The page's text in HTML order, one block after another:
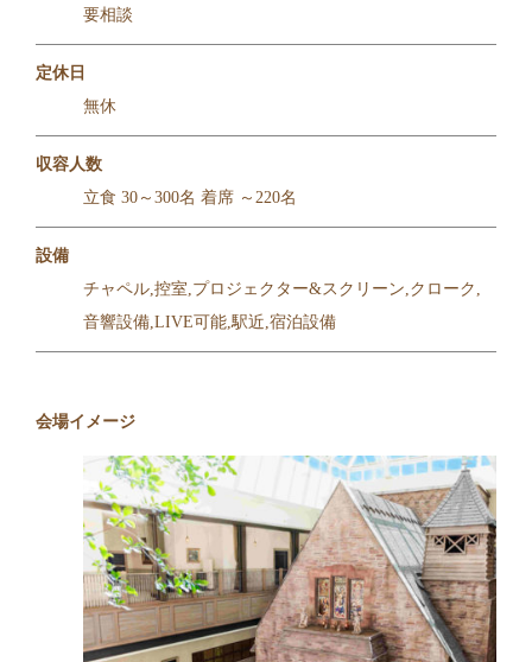
要相談
定休日
無休
収容人数
立食 30～300名 着席 ～220名
設備
チャペル,控室,プロジェクター&スクリーン,クローク,
音響設備,LIVE可能,駅近,宿泊設備
会場イメージ